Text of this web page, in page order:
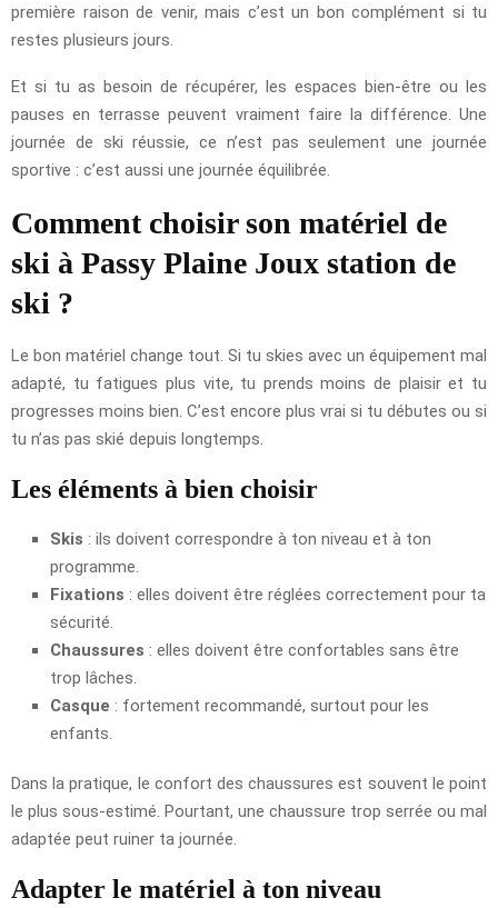
première raison de venir, mais c’est un bon complément si tu
restes plusieurs jours.
Et si tu as besoin de récupérer, les espaces bien-être ou les
pauses en terrasse peuvent vraiment faire la différence. Une
journée de ski réussie, ce n’est pas seulement une journée
sportive : c’est aussi une journée équilibrée.
Comment choisir son matériel de
ski à Passy Plaine Joux station de
ski ?
Le bon matériel change tout. Si tu skies avec un équipement mal
adapté, tu fatigues plus vite, tu prends moins de plaisir et tu
progresses moins bien. C’est encore plus vrai si tu débutes ou si
tu n’as pas skié depuis longtemps.
Les éléments à bien choisir
Skis : ils doivent correspondre à ton niveau et à ton
programme.
Fixations : elles doivent être réglées correctement pour ta
sécurité.
Chaussures : elles doivent être confortables sans être
trop lâches.
Casque : fortement recommandé, surtout pour les
enfants.
Dans la pratique, le confort des chaussures est souvent le point
le plus sous-estimé. Pourtant, une chaussure trop serrée ou mal
adaptée peut ruiner ta journée.
Adapter le matériel à ton niveau